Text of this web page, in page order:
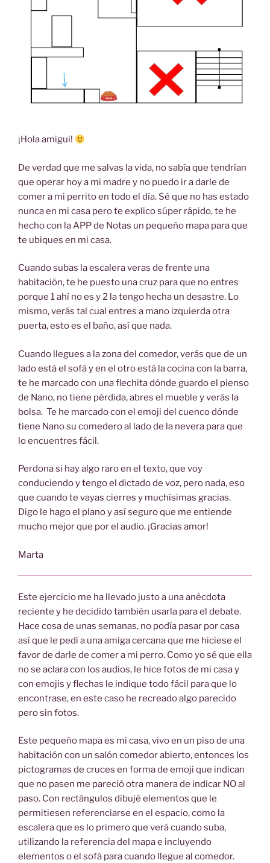
¡Hola amigui!
De verdad que me salvas la vida, no sabía que tendrían
que operar hoy a mi madre y no puedo ir a darle de
comer a mi perrito en todo el día. Sé que no has estado
nunca en mi casa pero te explico súper rápido, te he
hecho con la APP de Notas un pequeño mapa para que
te ubiques en mi casa.
Cuando subas la escalera veras de frente una
habitación, te he puesto una cruz para que no entres
porque 1 ahí no es y 2 la tengo hecha un desastre. Lo
mismo, verás tal cual entres a mano izquierda otra
puerta, esto es el baño, así que nada.
Cuando llegues a la zona del comedor, verás que de un
lado está el sofá y en el otro está la cocina con la barra,
te he marcado con una flechita dónde guardo el pienso
de Nano, no tiene pérdida, abres el mueble y verás la
bolsa. Te he marcado con el emoji del cuenco dónde
tiene Nano su comedero al lado de la nevera para que
lo encuentres fácil.
Perdona si hay algo raro en el texto, que voy
conduciendo y tengo el dictado de voz, pero nada, eso
que cuando te vayas cierres y muchísimas gracias.
Digo le hago el plano y así seguro que me entiende
mucho mejor que por el audio. ¡Gracias amor!
Marta
Este ejercicio me ha llevado justo a una anécdota
reciente y he decidido también usarla para el debate.
Hace cosa de unas semanas, no podía pasar por casa
así que le pedí a una amiga cercana que me hiciese el
favor de darle de comer a mi perro. Como yo sé que ella
no se aclara con los audios, le hice fotos de mi casa y
con emojis y flechas le indique todo fácil para que lo
encontrase, en este caso he recreado algo parecido
pero sin fotos.
Este pequeño mapa es mi casa, vivo en un piso de una
habitación con un salón comedor abierto, entonces los
pictogramas de cruces en forma de emoji que indican
que no pasen me pareció otra manera de indicar NO al
paso. Con rectángulos dibujé elementos que le
permitiesen referenciarse en el espacio, como la
escalera que es lo primero que verá cuando suba,
utilizando la referencia del mapa e incluyendo
elementos o el sofá para cuando llegue al comedor.